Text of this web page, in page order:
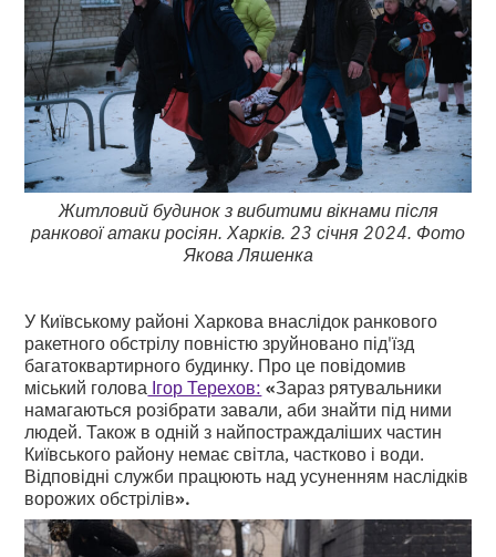
Житловий будинок з вибитими вікнами після
ранкової атаки росіян. Харків. 23 січня 2024. Фото
Якова Ляшенка
У Київському районі Харкова внаслідок ранкового
ракетного обстрілу повністю зруйновано під'їзд
багатоквартирного будинку. Про це повідомив
міський голова Ігор Терехов: «Зараз рятувальники
намагаються розібрати завали, аби знайти під ними
людей. Також в одній з найпостраждаліших частин
Київського району немає світла, частково і води.
Відповідні служби працюють над усуненням наслідків
ворожих обстрілів».